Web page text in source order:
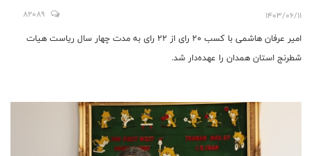
1403/06/11
82089
امیر عرفان هاشمی با کسب ۲۰ رای از ۲۲ رای به مدت چهار سال ریاست هیات
شطرنج استان همدان را عهده‌دار شد.